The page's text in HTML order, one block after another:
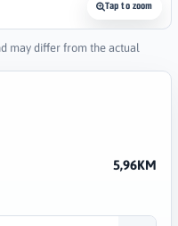
Tap to zoom
may differ from the actual
5,96KM